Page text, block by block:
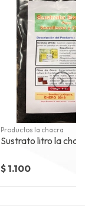
Productos la chacra
Sustrato litro la
$ 1.100